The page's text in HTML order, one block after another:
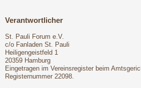
Verantwortlicher
St. Pauli Forum e.V.
c/o Fanladen St. Pauli
Heiligengeistfeld 1
20359 Hamburg
Eingetragen im Vereinsregister beim
Registernummer 22098.